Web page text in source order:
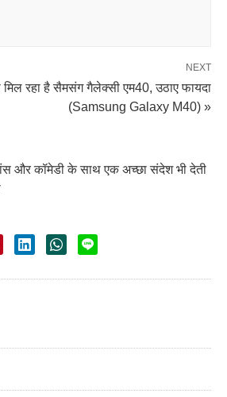
NEXT
रहा है सैमसंग गैलेक्सी एम40, उठाए फायदा
(Samsung Galaxy M40) »
और कॉमेडी के साथ एक अच्छा संदेश भी देती